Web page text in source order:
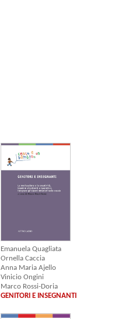
Emanuela Quagliata
Ornella Caccia
Anna Maria Ajello
Vinicio Ongini
Marco Rossi-Doria
GENITORI E INSEGNANTI